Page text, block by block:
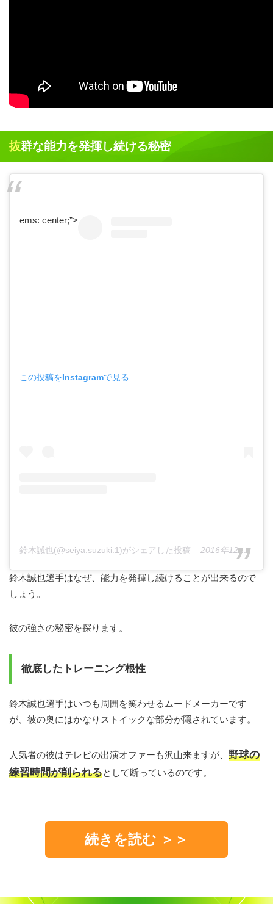
抜群な能力を発揮し続ける秘密
ems: center;”>
この投稿をInstagramで見る
鈴木誠也(@seiya.suzuki.1)がシェアした投稿 – 2016年12月月11日午前6時55分PST
鈴木誠也選手はなぜ、能力を発揮し続けることが出来るので
しょう。
彼の強さの秘密を探ります。
徹底したトレーニング根性
鈴木誠也選手はいつも周囲を笑わせるムードメーカーです
が、彼の奥にはかなりストイックな部分が隠されています。
人気者の彼はテレビの出演オファーも沢山来ますが、 野球の
練習時間が削られるとして断っているのです。
続きを読む ＞＞